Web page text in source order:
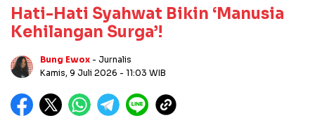
Hati-Hati Syahwat Bikin ‘Manusia
Kehilangan Surga’!
Bung Ewox - Jurnalis
Kamis, 9 Juli 2026 - 11:03 WIB